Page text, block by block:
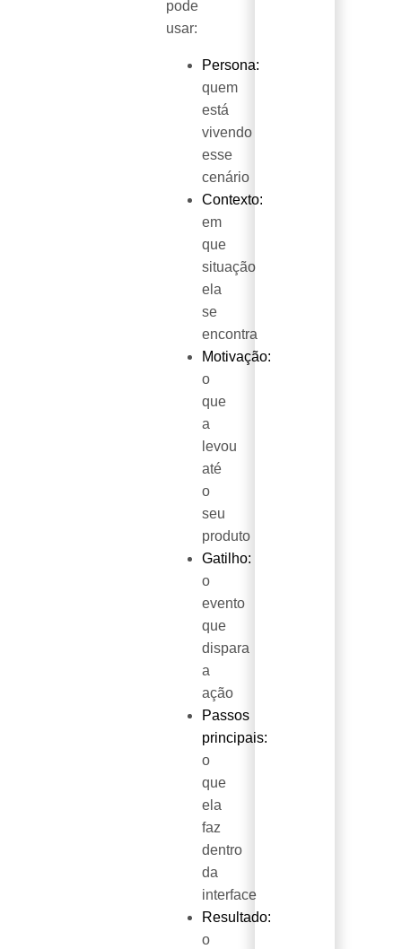
pode
usar:
Persona:
quem
está
vivendo
esse
cenário
Contexto:
em
que
situação
ela
se
encontra
Motivação:
o
que
a
levou
até
o
seu
produto
Gatilho:
o
evento
que
dispara
a
ação
Passos
principais:
o
que
ela
faz
dentro
da
interface
Resultado:
o